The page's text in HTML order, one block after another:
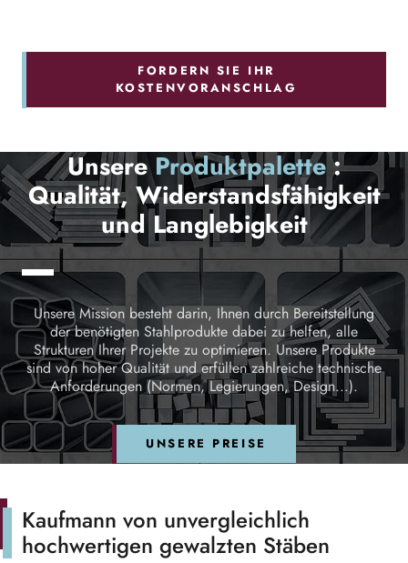
FORDERN SIE IHR
KOSTENVORANSCHLAG
UnsereProduktpalette:
Qualität, Widerstandsfähigkeit
und Langlebigkeit
Unsere Mission besteht darin, Ihnen durch Bereitstellung
der benötigten Stahlprodukte dabei zu helfen, alle
Strukturen Ihrer Projekte zu optimieren. Unsere Produkte
sind von hoher Qualität und erfüllen zahlreiche technische
Anforderungen (Normen, Legierungen, Design...).
UNSERE PREISE
Kaufmann von unvergleichlich
hochwertigen gewalzten Stäben